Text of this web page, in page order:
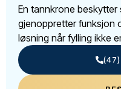
En tannkrone
gjenoppretter funksjon
løsning når fylling ikke